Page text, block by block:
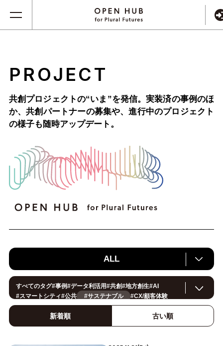
PROJECT
共創プロジェクトの“いま”を発信。実装済の事例のほ
か、共創パートナーの募集や、進行中のプロジェクト
の様子も随時アップデート。
ALL
すべてのタグ#事例#データ利活用#共創#地方創生#AI
#スマートシティ#公共 #サステナブル #CX/顧客体験
#ヘルスケア#環境・エネルギー#働き方改革
イノベーション#IoT
スマートファクトリー
新着順 古い順